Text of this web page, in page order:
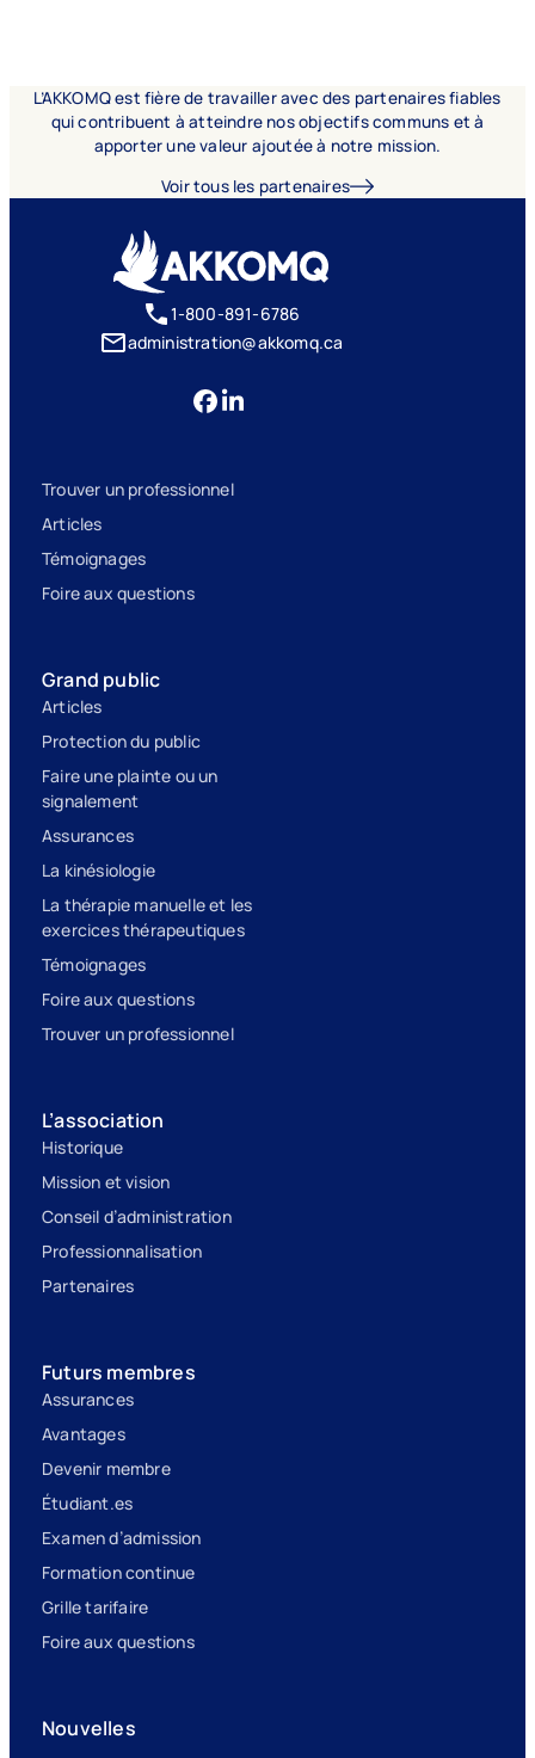
L’AKKOMQ est fière de travailler avec des partenaires fiables
qui contribuent à atteindre nos objectifs communs et à
apporter une valeur ajoutée à notre mission.
Voir tous les partenaires
1-800-891-6786
administration@akkomq.ca
Trouver un professionnel
Articles
Témoignages
Foire aux questions
Grand public
Articles
Protection du public
Faire une plainte ou un
signalement
Assurances
La kinésiologie
La thérapie manuelle et les
exercices thérapeutiques
Témoignages
Foire aux questions
Trouver un professionnel
L’association
Historique
Mission et vision
Conseil d’administration
Professionnalisation
Partenaires
Futurs membres
Assurances
Avantages
Devenir membre
Étudiant.es
Examen d’admission
Formation continue
Grille tarifaire
Foire aux questions
Nouvelles